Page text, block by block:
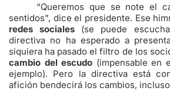
“Queremos que se note el
sentidos”, dice el presidente. Ese
redes sociales (se puede
directiva no ha esperado a
siquiera ha pasado el filtro de los
cambio del escudo (impensable en
ejemplo). Pero la directiva está
afición bendecirá los cambios,